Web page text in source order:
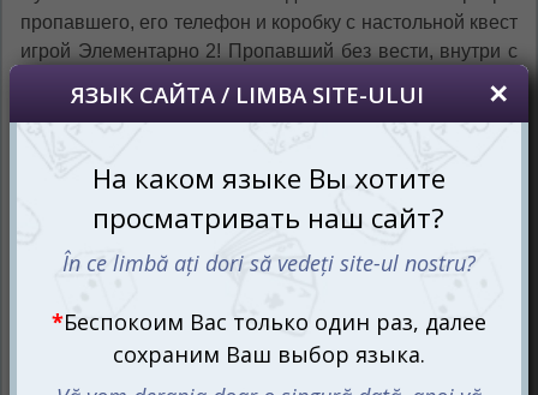
пропавшего, его телефон и коробку с настольной квест
игрой Элементарно 2! Пропавший без вести, внутри с
набором карт, которые предоставят всю информацию
по этому делу.
мельчайшую деталь, ведь до сих пор непонятно
человека увезли в неизвестном направлении или у
него какая-то болезнь, которая привела к потере
памяти. В любом случае его нужно отыскать как можно
Найти пропавшего мужчину
оказалось Элементарно!